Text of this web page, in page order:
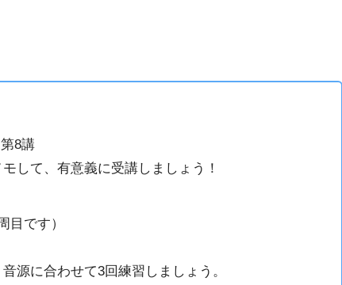
8講
して、有意義に受講しましょう！
目です）
源に合わせて3回練習しましょう。